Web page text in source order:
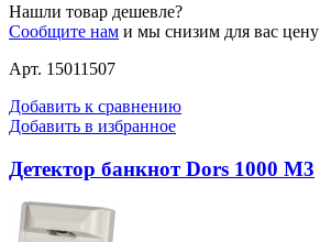
Нашли товар дешевле?
Сообщите нам и мы снизим для вас цену
Арт. 15011507
Добавить к сравнению
Добавить в избранное
Детектор банкнот Dors 1000 M3